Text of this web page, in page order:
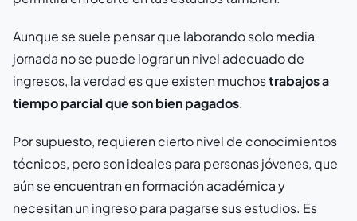
Aunque se suele pensar que laborando solo media
jornada no se puede lograr un nivel adecuado de
ingresos, la verdad es que existen muchostrabajos a
tiempo parcial que son bien pagados.
Por supuesto, requieren cierto nivel de conocimientos
técnicos, pero son ideales para personas jóvenes, que
aún se encuentran en formación académica y
necesitan un ingreso para pagarse sus estudios. Es